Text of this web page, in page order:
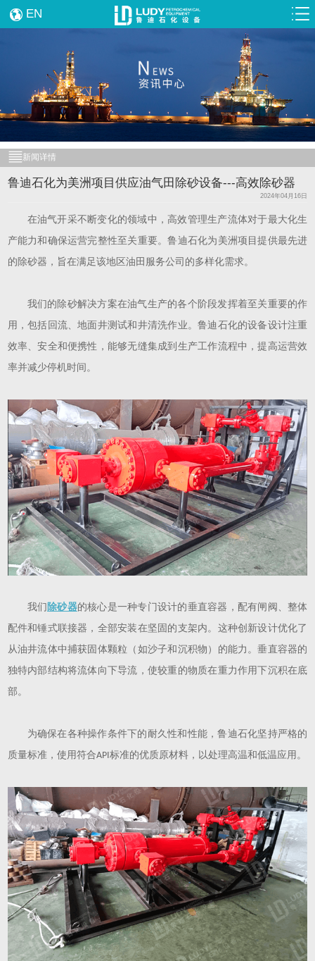
EN
新闻详情
鲁迪石化为美洲项目供应油气田除砂设备---高效除砂器
2024年04月16日
在油气开采不断变化的领域中，高效管理生产流体对于最大化生
产能力和确保运营完整性至关重要。鲁迪石化为美洲项目提供最先进
的除砂器，旨在满足该地区油田服务公司的多样化需求。
我们的除砂解决方案在油气生产的各个阶段发挥着至关重要的作
用，包括回流、地面井测试和井清洗作业。鲁迪石化的设备设计注重
效率、安全和便携性，能够无缝集成到生产工作流程中，提高运营效
率并减少停机时间。
我们 除砂器的核心是一种专门设计的垂直容器，配有闸阀、整体
配件和锤式联接器，全部安装在坚固的支架内。这种创新设计优化了
从油井流体中捕获固体颗粒（如沙子和沉积物）的能力。垂直容器的
独特内部结构将流体向下导流，使较重的物质在重力作用下沉积在底
部。
为确保在各种操作条件下的耐久性和性能，鲁迪石化坚持严格的
质量标准，使用符合API 标准的优质原材料，以处理高温和低温应用。